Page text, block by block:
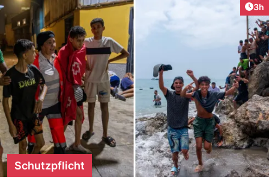
3h
Schutzpflicht